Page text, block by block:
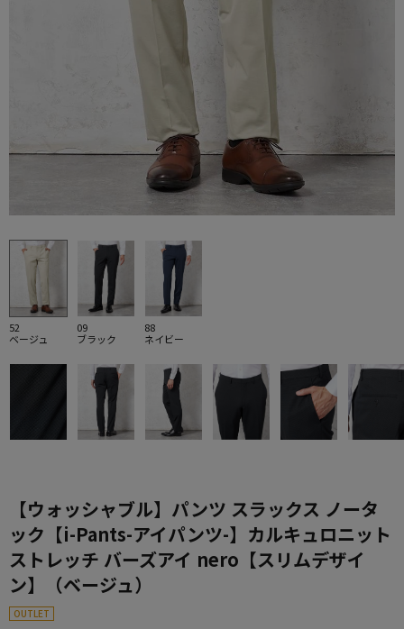
52
ベージュ
09
ブラック
88
ネイビー
【ウォッシャブル】パンツ スラックス ノータ
ック【i-Pants-アイパンツ-】カルキュロニット
ストレッチ バーズアイ nero【スリムデザイ
ン】（ベージュ）
OUTLET